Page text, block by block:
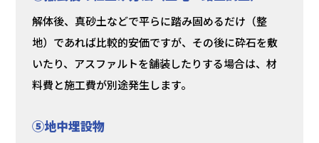
解体後、真砂土などで平らに踏み固めるだけ（整
地）であれば比較的安価ですが、その後に砕石を敷
いたり、アスファルトを舗装したりする場合は、材
料費と施工費が別途発生します。
⑤地中埋設物